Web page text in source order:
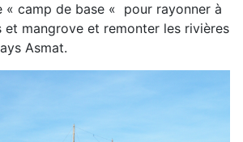
« camp de base « pour rayonner à
et mangrove et remonter les rivières
Asmat.